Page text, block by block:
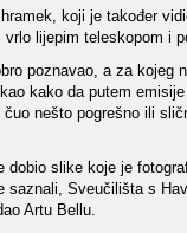
koji je također
lijepim teleskopom i
poznavao, a za kojeg
kako da putem
nešto pogrešno ili
dobio slike koje je
saznali, Sveučilišta s
Artu Bellu.